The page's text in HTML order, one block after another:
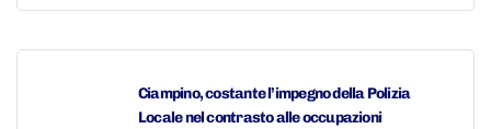
Ciampino, costante l’impegno della Polizia
Locale nel contrasto alle occupazioni